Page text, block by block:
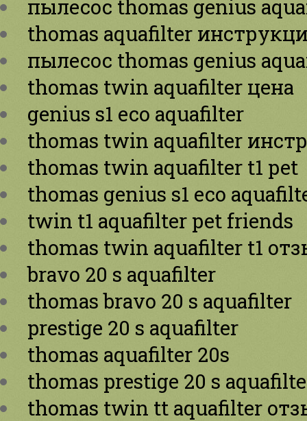
пылесос thomas genius
thomas aquafilter
пылесос thomas genius
thomas twin aquafilter цена
genius s1 eco aquafilter
thomas twin aquafilter
thomas twin aquafilter t1 pet
thomas genius s1 eco
twin t1 aquafilter pet friends
thomas twin aquafilter t1
bravo 20 s aquafilter
thomas bravo 20 s aquafilter
prestige 20 s aquafilter
thomas aquafilter 20s
thomas prestige 20 s
thomas twin tt aquafilter